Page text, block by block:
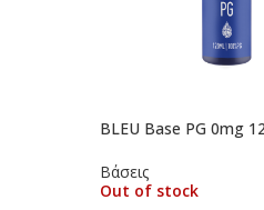
BLEU Base PG 0mg
Βάσεις
Out of stock